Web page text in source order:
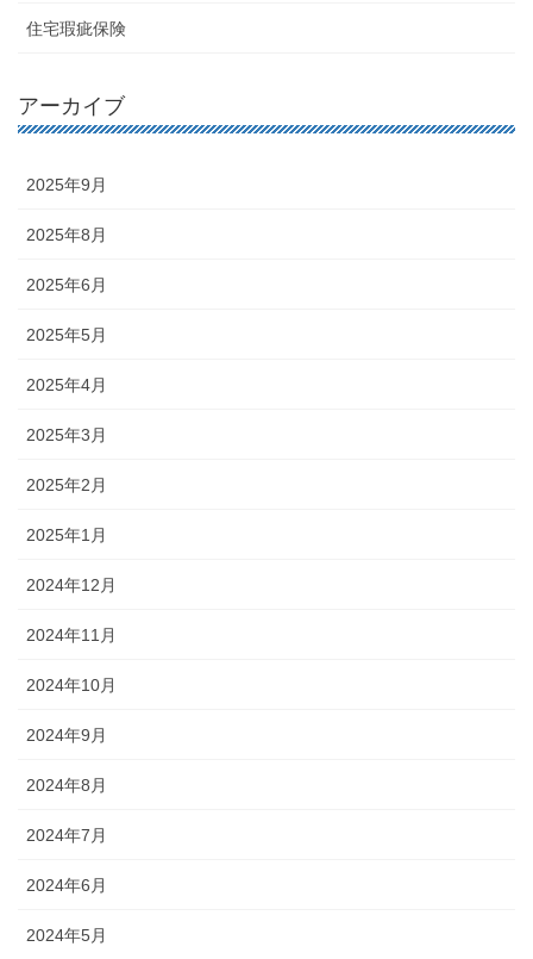
住宅瑕疵保険
アーカイブ
2025年9月
2025年8月
2025年6月
2025年5月
2025年4月
2025年3月
2025年2月
2025年1月
2024年12月
2024年11月
2024年10月
2024年9月
2024年8月
2024年7月
2024年6月
2024年5月